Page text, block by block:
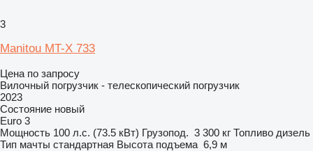
3
Manitou MT-X 733
Цена по запросу
Вилочный погрузчик - телескопический погрузчик
2023
Состояние новый
Euro 3
Мощность 100 л.с. (73.5 кВт) Грузопод. 3 300 кг Топливо дизель
Тип мачты стандартная Высота подъема 6,9 м